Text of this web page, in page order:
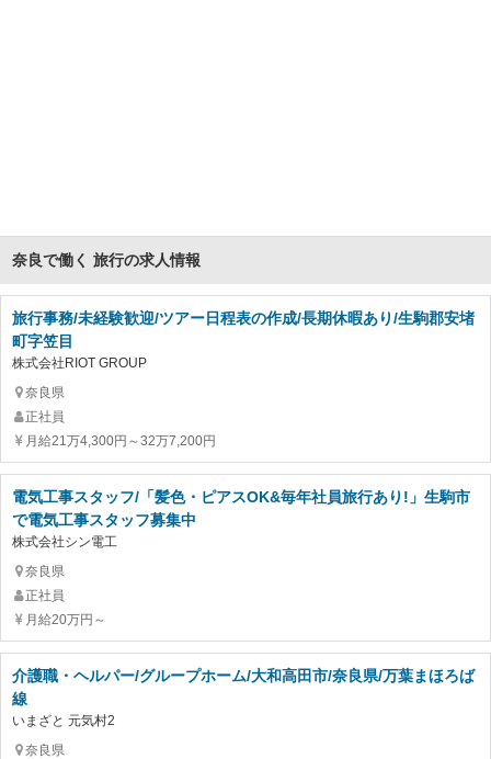
奈良で働く 旅行の求人情報
旅行事務/未経験歓迎/ツアー日程表の作成/長期休暇あり/生駒郡安堵
町字笠目
株式会社RIOT GROUP
奈良県
正社員
月給21万4,300円～32万7,200円
電気工事スタッフ/「髪色・ピアスOK&毎年社員旅行あり!」生駒市
で電気工事スタッフ募集中
株式会社シン電工
奈良県
正社員
月給20万円～
介護職・ヘルパー/グループホーム/大和高田市/奈良県/万葉まほろば
線
いまざと 元気村2
奈良県